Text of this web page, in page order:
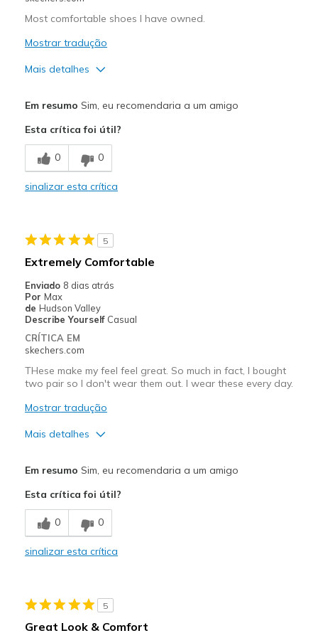
Most comfortable shoes I have owned.
Mostrar tradução
Mais detalhes
Comfortable
Stylish
Going Out
Width
Sizing
View On Shoes
Shoes are for Wearing
Em resumo Sim, eu recomendaria a um amigo
Esta crítica foi útil?
0 0
sinalizar esta crítica
5
Extremely Comfortable
Enviado 8 dias atrás
Por Max
de Hudson Valley
Describe Yourself Casual
CRÍTICA EM
skechers.com
THese make my feel feel great. So much in fact, I bought
two pair so I don't wear them out. I wear these every day.
Mostrar tradução
Mais detalhes
Stylish
Melhores utilizações
Casual Wear
Travel
Em resumo Sim, eu recomendaria a um amigo
Esta crítica foi útil?
0 0
sinalizar esta crítica
5
Great Look & Comfort